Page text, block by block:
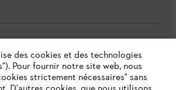
des cookies et des technologies
Pour fournir notre site web, nous
strictement nécessaires" sans